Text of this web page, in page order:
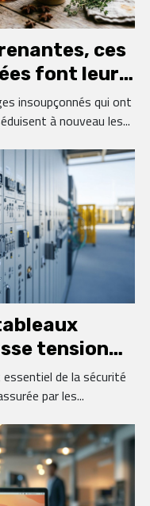
ces
font leur
insoupçonnés qui ont
à nouveau les...
tension
essentiel de la sécurité
par les...